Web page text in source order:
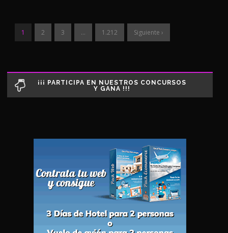
1 2 3 … 1.212 Siguiente ›
¡¡¡ PARTICIPA EN NUESTROS CONCURSOS
Y GANA !!!